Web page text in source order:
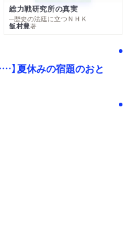
総力戦研究所の真実
─歴史の法廷に立つＮＨＫ
飯村豊著
】夏休みの宿題のおと